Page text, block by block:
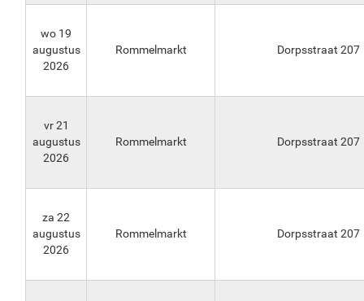
wo 19
augustus
2026
Rommelmarkt Dorpsstraat 207
vr 21
augustus
2026
Rommelmarkt Dorpsstraat 207
za 22
augustus
2026
Rommelmarkt Dorpsstraat 207